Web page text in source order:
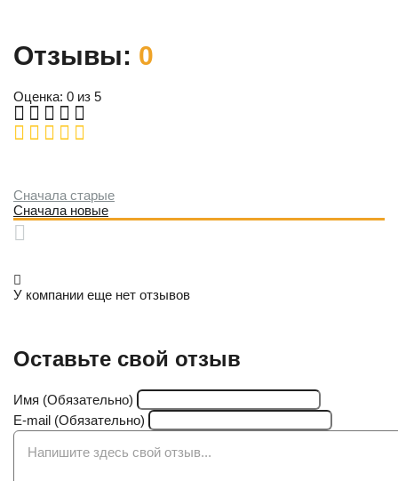
Отзывы: 0
Оценка: 0 из 5
Сначала старые
Сначала новые
У компании еще нет отзывов
Оставьте свой отзыв
Имя (Обязательно)
E-mail (Обязательно)